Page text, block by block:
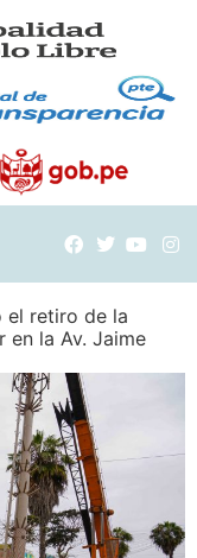
el retiro de la
en la Av. Jaime